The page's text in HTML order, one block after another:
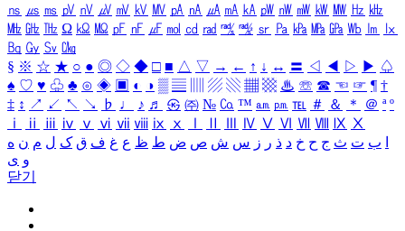
㎱ ㎲ ㎳ ㎴ ㎵ ㎶ ㎷ ㎸ ㎹ ㎀ ㎁ ㎂ ㎃ ㎄ ㎺ ㎻ ㎽ ㎾ ㎿ ㎐ ㎑
㎒ ㎓ ㎔ Ω ㏀ ㏁ ㎊ ㎋ ㎌ ㏖ ㏅ ㎭ ㎮ ㎯ ㏛ ㎩ ㎪ ㎫ ㎬ ㏝ ㏐
㏓
㏃ ㏉ ㏜ ㏆
§ ※ ☆ ★ ○ ● ◎ ◇ ◆ □ ■ △ ▽ → ← ↑ ↓ ↔ 〓 ◁ ◀ ▷ ▶ ♤
♠ ♡ ♥ ♧ ♣ ⊙ ◈ ▣ ◐ ◑ ▒ ▤ ▨ ▧ ▦ ▩ ♨ ☏ ☎ ☜ ☞ ¶ †
‡ ↕ ↗ ↙ ↖ ↘ ♭ ♩ ♪ ♬ ㉿ ㈜ № ㏇ ™ ㏂ ㏘ ℡ ＃ ＆ ＊ ＠ ª º
ⅰ
ⅱ ⅲ ⅳ ⅴ ⅵ ⅶ ⅷ ⅸ ⅹ Ⅳ Ⅴ Ⅵ Ⅶ Ⅷ Ⅸ Ⅹ
ب ت ث ج ح خ د ذ ر ز س ش ص ض ط ظ ع غ ف ق ک ل م ن ه
و ی
닫기